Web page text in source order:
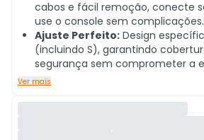
cabos e fácil remoção, conecte
use o console sem complicações.
Ajuste Perfeito: Design
(incluindo S), garantindo
segurança sem comprometer a
Ver mais